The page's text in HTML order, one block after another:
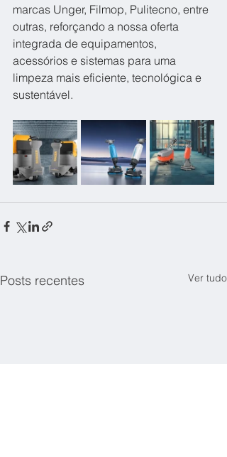
marcas Unger, Filmop, Pulitecno, entre
outras, reforçando a nossa oferta
integrada de equipamentos,
acessórios e sistemas para uma
limpeza mais eficiente, tecnológica e
sustentável.
Posts recentes Ver tudo